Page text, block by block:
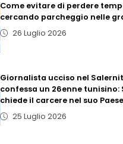
Come evitare di perdere
cercando parcheggio nelle
26 Luglio 2026
Giornalista ucciso nel
confessa un 26enne tunisino:
chiede il carcere nel suo Paese
25 Luglio 2026